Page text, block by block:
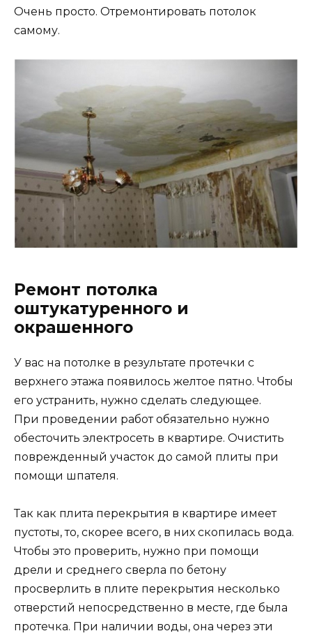
Очень просто. Отремонтировать потолок
самому.
Ремонт потолка
оштукатуренного и
окрашенного
У вас на потолке в результате протечки с
верхнего этажа появилось желтое пятно. Чтобы
его устранить, нужно сделать следующее.
При проведении работ обязательно нужно
обесточить электросеть в квартире. Очистить
поврежденный участок до самой плиты при
помощи шпателя.
Так как плита перекрытия в квартире имеет
пустоты, то, скорее всего, в них скопилась вода.
Чтобы это проверить, нужно при помощи
дрели и среднего сверла по бетону
просверлить в плите перекрытия несколько
отверстий непосредственно в месте, где была
протечка. При наличии воды, она через эти